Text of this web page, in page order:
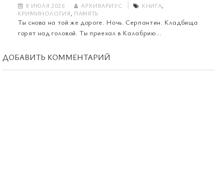
8 ИЮЛЯ 2026 АРХИВАРИУС КНИГА,
КРИМИНОЛОГИЯ, ПАМЯТЬ
Ты снова на той же дороге. Ночь. Серпантин. Кладбища
горят над головой. Ты приехал в Калабрию...
ДОБАВИТЬ КОММЕНТАРИЙ